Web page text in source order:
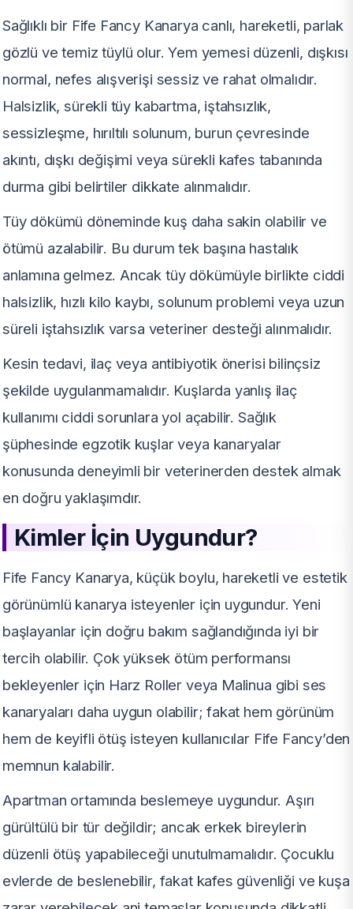
Sağlıklı bir Fife Fancy Kanarya canlı, hareketli, parlak
gözlü ve temiz tüylü olur. Yem yemesi düzenli, dışkısı
normal, nefes alışverişi sessiz ve rahat olmalıdır.
Halsizlik, sürekli tüy kabartma, iştahsızlık,
sessizleşme, hırıltılı solunum, burun çevresinde
akıntı, dışkı değişimi veya sürekli kafes tabanında
durma gibi belirtiler dikkate alınmalıdır.
Tüy dökümü döneminde kuş daha sakin olabilir ve
ötümü azalabilir. Bu durum tek başına hastalık
anlamına gelmez. Ancak tüy dökümüyle birlikte ciddi
halsizlik, hızlı kilo kaybı, solunum problemi veya uzun
süreli iştahsızlık varsa veteriner desteği alınmalıdır.
Kesin tedavi, ilaç veya antibiyotik önerisi bilinçsiz
şekilde uygulanmamalıdır. Kuşlarda yanlış ilaç
kullanımı ciddi sorunlara yol açabilir. Sağlık
şüphesinde egzotik kuşlar veya kanaryalar
konusunda deneyimli bir veterinerden destek almak
en doğru yaklaşımdır.
Kimler İçin Uygundur?
Fife Fancy Kanarya, küçük boylu, hareketli ve estetik
görünümlü kanarya isteyenler için uygundur. Yeni
başlayanlar için doğru bakım sağlandığında iyi bir
tercih olabilir. Çok yüksek ötüm performansı
bekleyenler için Harz Roller veya Malinua gibi ses
kanaryaları daha uygun olabilir; fakat hem görünüm
hem de keyifli ötüş isteyen kullanıcılar Fife Fancy’den
memnun kalabilir.
Apartman ortamında beslemeye uygundur. Aşırı
gürültülü bir tür değildir; ancak erkek bireylerin
düzenli ötüş yapabileceği unutulmamalıdır. Çocuklu
evlerde de beslenebilir, fakat kafes güvenliği ve kuşa